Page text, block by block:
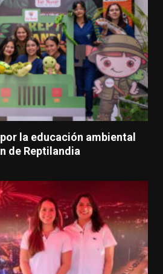
la educación ambiental
de Reptilandia